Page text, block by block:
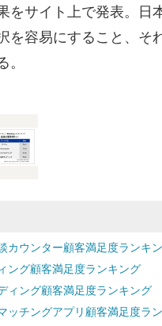
をサイト上で発表。日
を容易にすること、そ
。
カウンター顧客満足度ランキ
ング顧客満足度ランキング
ィング顧客満足度ランキング
ッチングアプリ顧客満足度ラ